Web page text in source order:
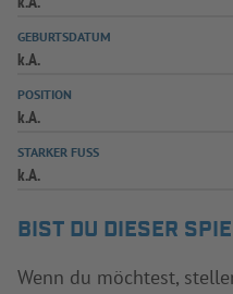
GEBURTSDATUM
k.A.
POSITION
k.A.
STARKER FUSS
k.A.
BIST DU DIESER
Wenn du möchtest,